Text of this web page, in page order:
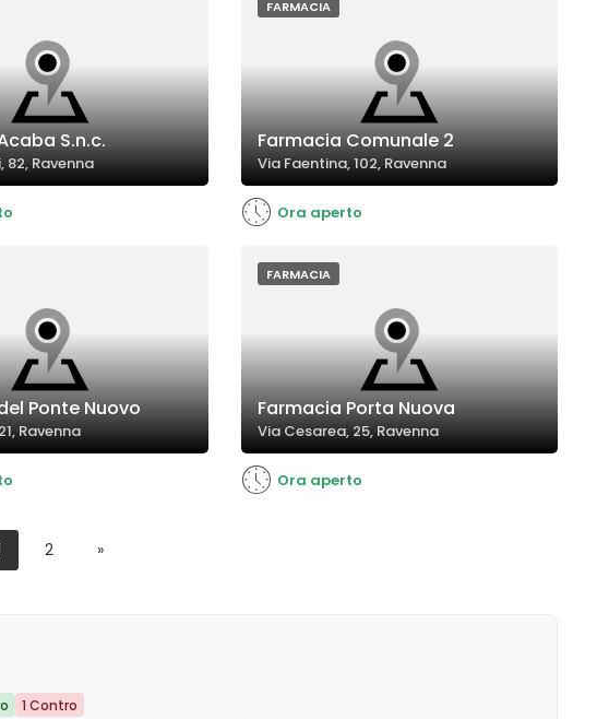
S.n.c.
82, Ravenna
FARMACIA
Farmacia Comunale 2
Via Faentina, 102, Ravenna
Ora aperto
Ponte Nuovo
Ravenna
FARMACIA
Farmacia Porta Nuova
Via Cesarea, 25, Ravenna
Ora aperto
2 »
1 Contro